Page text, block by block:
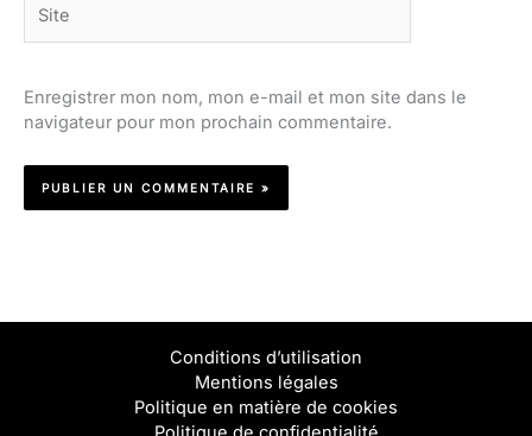
Enregistrer mon nom, mon e-mail et mon site dans le
navigateur pour mon prochain commentaire.
Conditions d’utilisation
Mentions légales
Politique en matière de cookies